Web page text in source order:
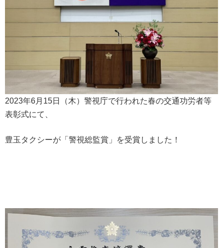
2023年6月15日（木）警視庁で行われた春の交通功労者等
表彰式にて、
豊玉タクシーが「警視総監賞」を受賞しました！